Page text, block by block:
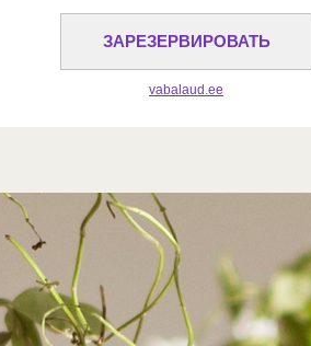
vabalaud.ee